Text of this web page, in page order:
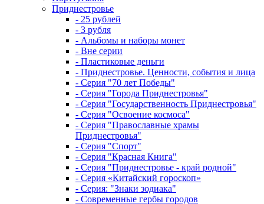
Приднестровье
- 25 рублей
- 3 рубля
- Альбомы и наборы монет
- Вне серии
- Пластиковые деньги
- Приднестровье. Ценности, события и лица
- Серия "70 лет Победы"
- Серия "Города Приднестровья"
- Серия "Государственность Приднестровья"
- Серия "Освоение космоса"
- Серия "Православные храмы
Приднестровья"
- Серия "Спорт"
- Серия "Красная Книга"
- Серия "Приднестровье - край родной"
- Серия «Китайский гороскоп»
- Серия: "Знаки зодиака"
- Современные гербы городов